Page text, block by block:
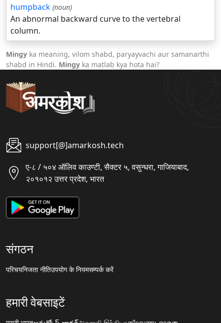
humpback (noun)
An abnormal backward curve to the vertebral
column.
Mingy ka meaning, vilom shabd, paryayvachi aur samanarthi
shabd in Hindi. Mingy ka matlab kya hota hai?
support[@]amarkosh.tech
ए-८ / ५०४ ऑलिव काउण्टी, सैक्टर ५, वसुन्धरा, गाजियाबाद,
२०१०१२ उत्तर प्रदेश, भारत
संगठन
परिचयनिजता नीतिउपयोग के नियमसम्पर्क करें
हमारी वेबसाइटें